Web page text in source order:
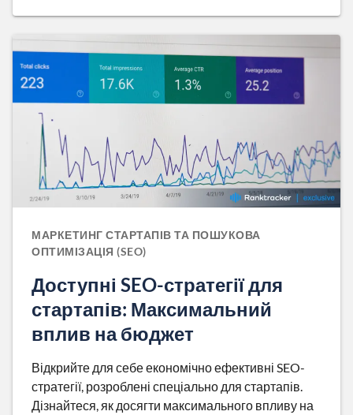
МАРКЕТИНГ СТАРТАПІВ ТА ПОШУКОВА
ОПТИМІЗАЦІЯ (SEO)
Доступні SEO-стратегії для
стартапів: Максимальний
вплив на бюджет
Відкрийте для себе економічно ефективні SEO-
стратегії, розроблені спеціально для стартапів.
Дізнайтеся, як досягти максимального впливу на